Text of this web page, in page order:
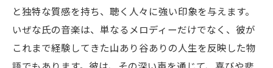
と独特な質感を持ち、聴く人々に強い印象を与えます。
いぜな氏の音楽は、単なるメロディーだけでなく、彼が
これまで経験してきた山あり谷ありの人生を反映した物